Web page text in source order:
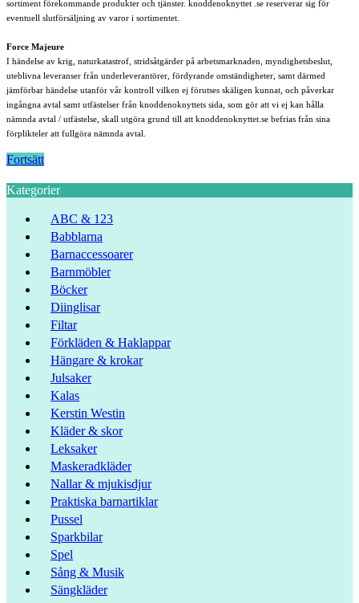
sortiment förekommande produkter och tjänster. knoddenoknyttet .se reserverar sig för
eventuell slutförsäljning av varor i sortimentet.
Force Majeure
I händelse av krig, naturkatastrof, stridsåtgärder på arbetsmarknaden, myndighetsbeslut,
uteblivna leveranser från underleverantörer, fördyrande omständigheter, samt därmed
jämförbar händelse utanför vår kontroll vilken ej förutses skäligen kunnat, och påverkar
ingångna avtal samt utfästelser från knoddenoknyttets sida, som gör att vi ej kan hålla
nämnda avtal / utfästelse, skall utgöra grund till att knoddenoknyttet.se befrias från sina
förplikteler att fullgöra nämnda avtal.
Fortsätt
Kategorier
ABC & 123
Babblarna
Barnaccessoarer
Barnmöbler
Böcker
Diinglisar
Filtar
Förkläden & Haklappar
Hängare & krokar
Julsaker
Kalas
Kerstin Westin
Kläder & skor
Leksaker
Maskeradkläder
Nallar & mjukisdjur
Praktiska barnartiklar
Pussel
Sparkbilar
Spel
Sång & Musik
Sängkläder